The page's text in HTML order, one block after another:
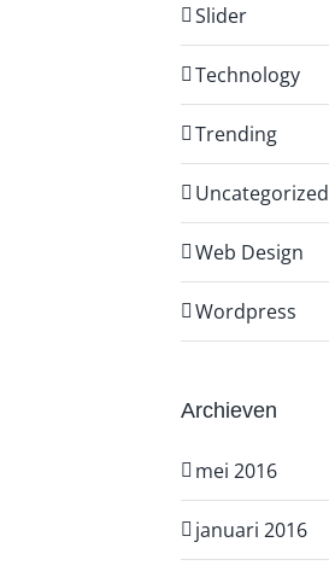
Slider
Technology
Trending
Uncategorized
Web Design
Wordpress
Archieven
mei 2016
januari 2016